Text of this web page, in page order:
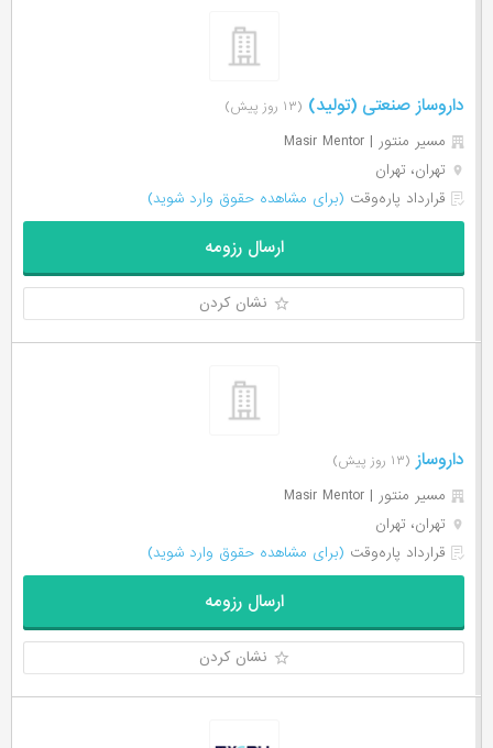
داروساز صنعتی (تولید) (۱۳ روز پیش)
مسیر منتور | Masir Mentor
تهران، تهران
قرارداد پاره‌وقت (برای مشاهده حقوق وارد شوید)
ارسال رزومه
نشان کردن
داروساز (۱۳ روز پیش)
مسیر منتور | Masir Mentor
تهران، تهران
قرارداد پاره‌وقت (برای مشاهده حقوق وارد شوید)
ارسال رزومه
نشان کردن